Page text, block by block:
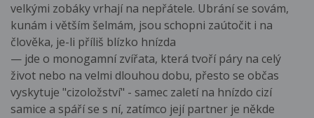
velkými zobáky vrhají na nepřátele. Ubrání se sovám,
kunám i větším šelmám, jsou schopni zaútočit i na
člověka, je-li příliš blízko hnízda
— jde o monogamní zvířata, která tvoří páry na celý
život nebo na velmi dlouhou dobu, přesto se občas
vyskytuje "cizoložství" - samec zaletí na hnízdo cizí
samice a spáří se s ní, zatímco její partner je někde